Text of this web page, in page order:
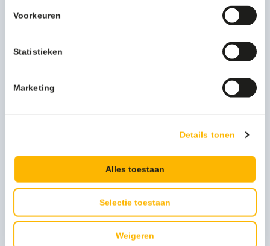
Voorkeuren
Statistieken
Marketing
Details tonen
Alles toestaan
Selectie toestaan
Weigeren
Beschrijving
-
Meer productinformatie
Artikel lengte mm 156
Kleur zwart